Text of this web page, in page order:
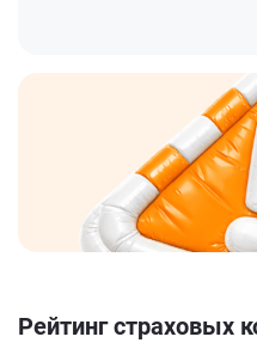
Рейтинг страховых